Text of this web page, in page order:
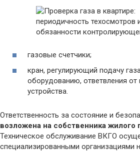
газовые счетчики;
кран, регулирующий подачу
оборудованию, ответвления
устройства.
Ответственность за состояние и
возложена на собственника
Техническое обслуживание ВКГО
специализированными организациями